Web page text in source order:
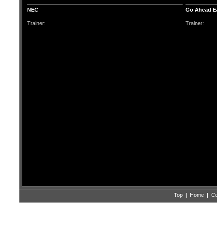
NEC Go Ahead
Trainer: Trainer:
Top | Home |